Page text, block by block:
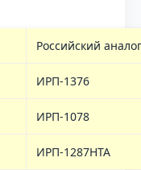
Российский аналог
ИРП-1376
ИРП-1078
ИРП-1287НТА